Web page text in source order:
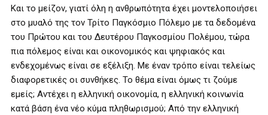
Και το μείζον, γιατί όλη η ανθρωπότητα έχει μοντελοποιήσει
στο μυαλό της τον Τρίτο Παγκόσμιο Πόλεμο με τα δεδομένα
του Πρώτου και του Δευτέρου Παγκοσμίου Πολέμου, τώρα
πια πόλεμος είναι και οικονομικός και ψηφιακός και
ενδεχομένως είναι σε εξέλιξη. Με έναν τρόπο είναι τελείως
διαφορετικές οι συνθήκες. Το θέμα είναι όμως τι ζούμε
εμείς; Αντέχει η ελληνική οικονομία, η ελληνική κοινωνία
κατά βάση ένα νέο κύμα πληθωρισμού; Από την ελληνική